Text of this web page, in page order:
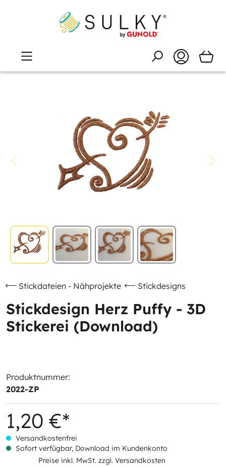
Stickdateien - Nähprojekte Stickdesigns
Stickdesign Herz Puffy - 3D
Stickerei (Download)
Produktnummer:
2022-ZP
1,20 €*
Versandkostenfrei
Sofort verfügbar, Download im Kundenkonto
Preise inkl. MwSt. zzgl. Versandkosten